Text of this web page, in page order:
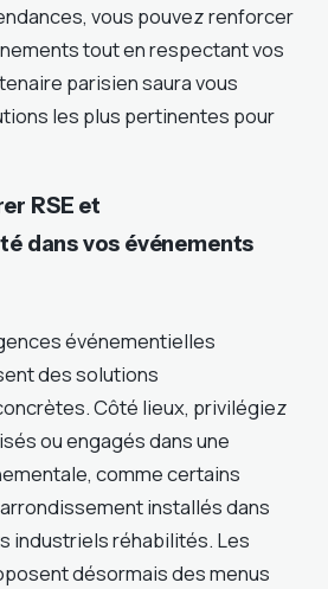
vous pouvez renforcer
tout en respectant vos
parisien saura vous
les plus pertinentes pour
RSE et
dans vos événements
événementielles
des solutions
Côté lieux, privilégiez
ou engagés dans une
comme certains
installés dans
industriels réhabilités. Les
désormais des menus